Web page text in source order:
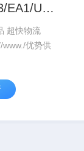
EA1/UNF3-
超快物流